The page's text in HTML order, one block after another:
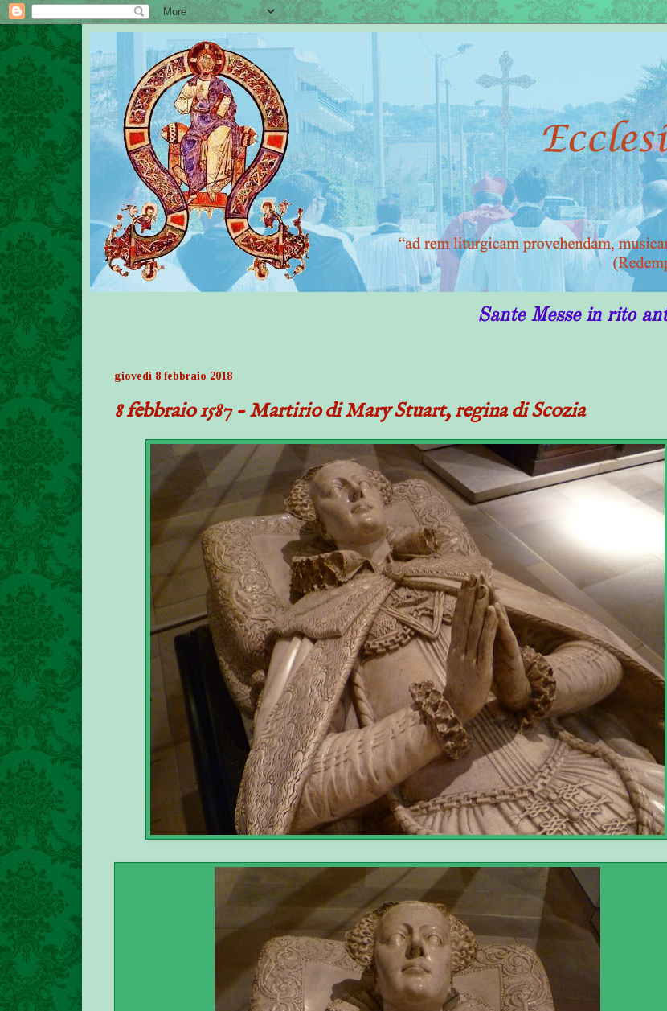
Sante Messe in rito antico in Puglia
giovedì 8 febbraio 2018
8 febbraio 1587 - Martirio di Mary Stuart, regina di Scozia